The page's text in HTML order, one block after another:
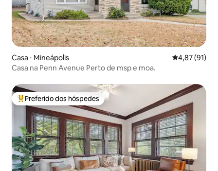
Casa ⋅ Mineápolis 4,87 de uma
4,87 (91)
Casa na Penn Avenue Perto de msp e moa.
Entre os melhores preferidos dos hóspedes
Preferido dos hóspedes